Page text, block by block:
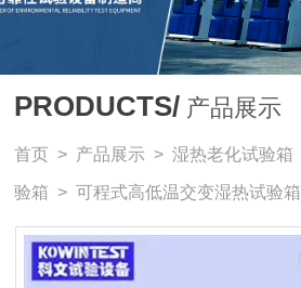
PRODUCTS/ 产品展示
首页 > 产品展示 >湿热老化试验箱
验箱 > 可程式高低温交变湿热试验箱